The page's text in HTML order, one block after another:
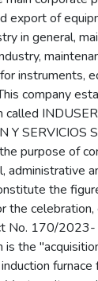
export of
in general,
instruments,
company
called
Y SERVICIOS
purpose of
administrative
the
the
No. 170/2023-
the